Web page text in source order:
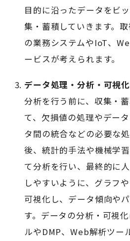
目的に沿ったデータをビ
集・蓄積していきます。
の業務システムやIoT、
ービスが考えられます。
データ処理・分析・可視化
分析を行う前に、収集・
て、欠損値の処理やデー
タ間の統合などの必要な
後、統計的手法や機械学
て分析を行い、最終的に
しやすいように、グラフ
可視化し、データ傾向や
す。データの分析・可視
ルやDMP、Web解析ツー